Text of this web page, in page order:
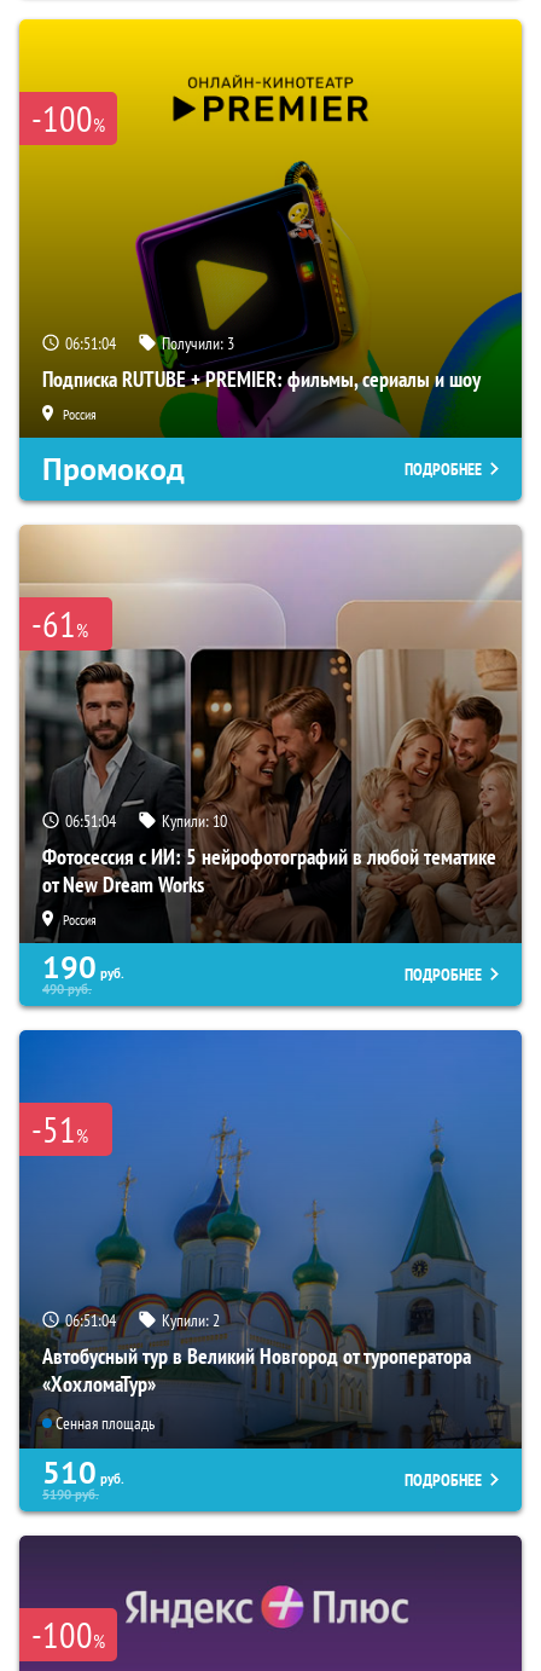
-100%
06:51:03 Получили: 3
Подписка RUTUBE + PREMIER: фильмы, сериалы и шоу
Россия
Промокод ПОДРОБНЕЕ
-61%
06:51:03 Купили:10
Фотосессия с ИИ: 5 нейрофотографий в любой тематике
от New Dream Works
Россия
190 руб.
490руб.
ПОДРОБНЕЕ
-51%
06:51:03 Купили:2
Автобусный тур в Великий Новгород от туроператора
«ХохломаТур»
Сенная площадь
510 руб.
5190руб.
ПОДРОБНЕЕ
-100%